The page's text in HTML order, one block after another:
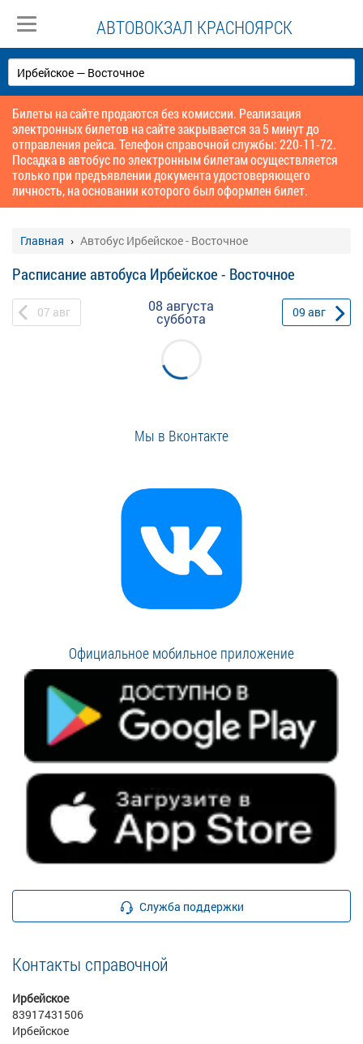
АВТОВОКЗАЛ КРАСНОЯРСК
Билеты на сайте продаются без комиссии. Реализация
электронных билетов на сайте закрывается за 5 минут до
отправления рейса. Телефон справочной службы: 220-11-72.
Посадка в автобус по электронным билетам осуществляется
только при предъявлении документа удостоверяющего
личность, на основании которого был оформлен билет.
Главная Автобус Ирбейское - Восточное
Расписание автобуса Ирбейское - Восточное
07 авг 08 августа
суббота 09 авг
Мы в Вконтакте
Официальное мобильное приложение
Служба поддержки
Контакты справочной
Ирбейское
83917431506
Ирбейское